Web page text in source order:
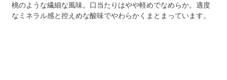
桃のような繊細な風味。口当たりはやや軽めでなめらか。適度
なミネラル感と控えめな酸味でやわらかくまとまっています。